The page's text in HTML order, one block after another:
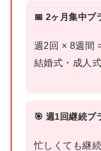
📅 2ヶ月集中プ
週2回 × 8週間
結婚式・成人
🎯 週1回継続プ
忙しくても継続